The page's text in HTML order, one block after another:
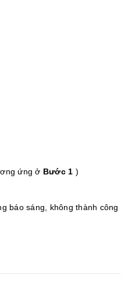
ứng ở Bước 1 )
báo sáng, không thành công